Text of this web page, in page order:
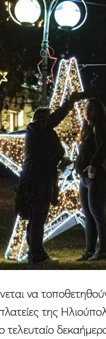
να
της
τελευταίο